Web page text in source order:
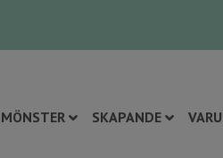
MÖNSTER SKAPANDE